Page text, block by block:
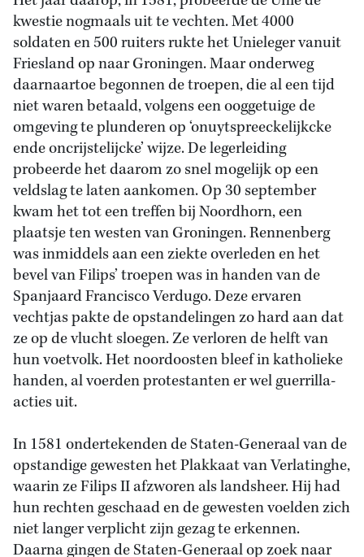
kwestie nogmaals uit te vechten. Met 4000
soldaten en 500 ruiters rukte het Unieleger vanuit
Friesland op naar Groningen. Maar onderweg
daarnaartoe begonnen de troepen, die al een tijd
niet waren betaald, volgens een ooggetuige de
omgeving te plunderen op ‘onuytspreeckelijkcke
ende oncrijstelijcke’ wijze. De legerleiding
probeerde het daarom zo snel mogelijk op een
veldslag te laten aankomen. Op 30 september
kwam het tot een treffen bij Noordhorn, een
plaatsje ten westen van Groningen. Rennenberg
was inmiddels aan een ziekte overleden en het
bevel van Filips’ troepen was in handen van de
Spanjaard Francisco Verdugo. Deze ervaren
vechtjas pakte de opstandelingen zo hard aan dat
ze op de vlucht sloegen. Ze verloren de helft van
hun voetvolk. Het noordoosten bleef in katholieke
handen, al voerden protestanten er wel guerrilla-
acties uit.
In 1581 ondertekenden de Staten-Generaal van de
opstandige gewesten het Plakkaat van Verlatinghe,
waarin ze Filips II afzworen als landsheer. Hij had
hun rechten geschaad en de gewesten voelden zich
niet langer verplicht zijn gezag te erkennen.
Daarna gingen de Staten-Generaal op zoek naar